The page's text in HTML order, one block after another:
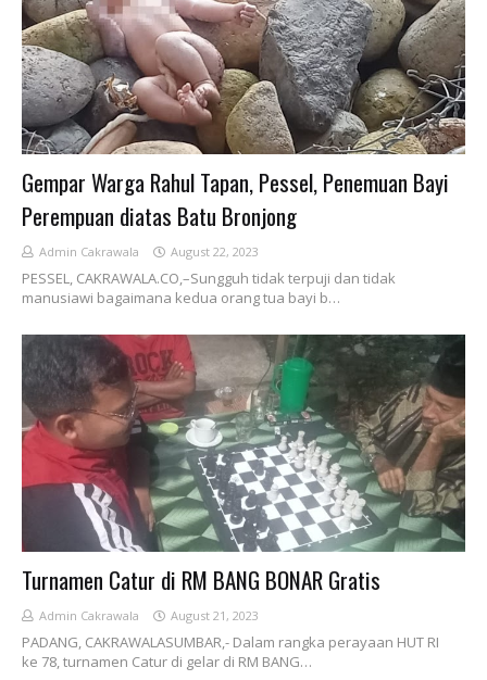
Gempar Warga Rahul Tapan, Pessel, Penemuan Bayi
Perempuan diatas Batu Bronjong
Admin Cakrawala August 22, 2023
PESSEL, CAKRAWALA.CO,–Sungguh tidak terpuji dan tidak
manusiawi bagaimana kedua orang tua bayi b…
Turnamen Catur di RM BANG BONAR Gratis
Admin Cakrawala August 21, 2023
PADANG, CAKRAWALASUMBAR,- Dalam rangka perayaan HUT RI
ke 78, turnamen Catur di gelar di RM BANG…